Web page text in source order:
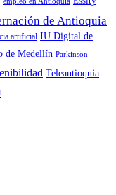
de Antioquia
artificial IU Digital de
de Medellín Parkinson
Teleantioquia